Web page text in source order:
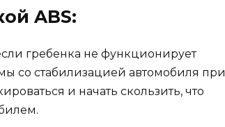
ABS:
гребенка не функционирует
со стабилизацией автомобиля при
и начать скользить, что